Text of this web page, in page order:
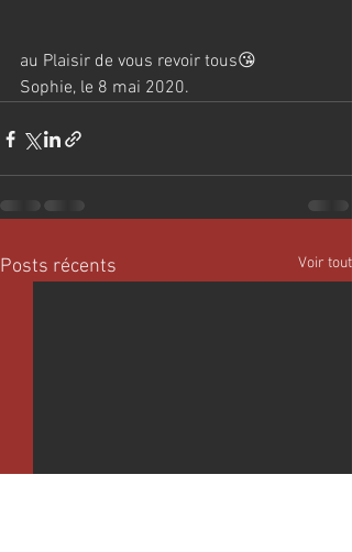
au Plaisir de vous revoir tous😘
Sophie, le 8 mai 2020.
Posts récents Voir tout